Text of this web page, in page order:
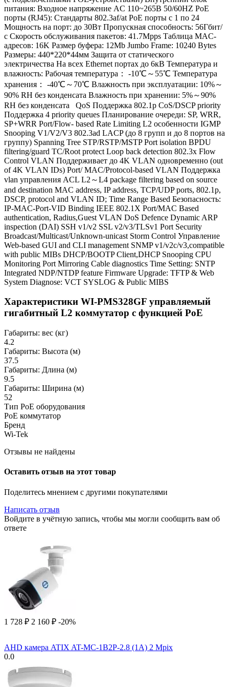
питания: Входное напряжение AC 110~265В 50/60HZ PoE
порты (RJ45): Стандарты 802.3af/at PoE порты с 1 по 24
Мощность на порт: до 30Вт Пропускная способность: 56Гбит/
с Скорость обслуживания пакетов: 41.7Mpps Таблица MAC-
адресов: 16K Размер буфера: 12Mb Jumbo Framе: 10240 Bytes
Размеры: 440*220*44мм Защита от статического
электричества На всех Ethernet портах до 6кВ Температура и
влажность: Рабочая температура： -10℃～55℃ Температура
хранения： -40℃～70℃ Влажность при эксплуатации: 10%～
90% RH без конденсата Влажность при хранении: 5%～90%
RH без конденсата QoS Поддержка 802.1p CoS/DSCP priority
Поддержка 4 priority queues Планирование очереди: SP, WRR,
SP+WRR Port/Flow- based Rate Limiting L2 особенности IGMP
Snooping V1/V2/V3 802.3ad LACP (до 8 групп и до 8 портов на
группу) Spanning Tree STP/RSTP/MSTP Port isolation BPDU
filtering/guard TC/Root protect Loop back detection 802.3x Flow
Control VLAN Поддерживает до 4K VLAN одновременно (out
of 4K VLAN IDs) Port/ MAC/Protocol-based VLAN Поддержка
vlan управления ACL L2～L4 package filtering based on source
and destination MAC address, IP address, TCP/UDP ports, 802.1p,
DSCP, protocol and VLAN ID; Time Range Based Безопасность:
IP-MAC-Port-VID Binding IEEE 802.1X Port/MAC Based
authentication, Radius,Guest VLAN DoS Defence Dynamic ARP
inspection (DAI) SSH v1/v2 SSL v2/v3/TLSv1 Port Security
Broadcast/Multicast/Unknown-unicast Storm Control Управление
Web-based GUI and CLI management SNMP v1/v2c/v3,compatible
with public MIBs DHCP/BOOTP Client,DHCP Snooping CPU
Monitoring Port Mirroring Cable diagnostics Time Setting: SNTP
Integrated NDP/NTDP feature Firmware Upgrade: TFTP & Web
System Diagnose: VCT SYSLOG & Public MIBS
Характеристики WI-PMS328GF управляемый
гигабитный L2 коммутатор с функцией PoE
Габариты: вес (кг)
4.2
Габариты: Высота (м)
37.5
Габариты: Длина (м)
9.5
Габариты: Ширина (м)
52
Тип PoE оборудования
PoE коммутатор
Бренд
Wi-Tek
Отзывы не найдены
Оставить отзыв на этот товар
Поделитесь мнением с другими покупателями
Написать отзыв
Войдите в учётную запись, чтобы мы могли сообщить вам об
ответе
1 728 ₽ 2 160 ₽ -20%
AHD камера ATIX AT-MC-1B2P-2.8 (1A) 2 Mpix
0.0